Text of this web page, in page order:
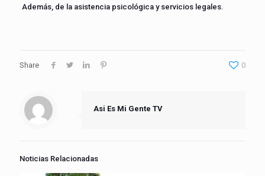
Además, de la asistencia psicológica y servicios legales.
Share 0
Asi Es Mi Gente TV
Noticias Relacionadas